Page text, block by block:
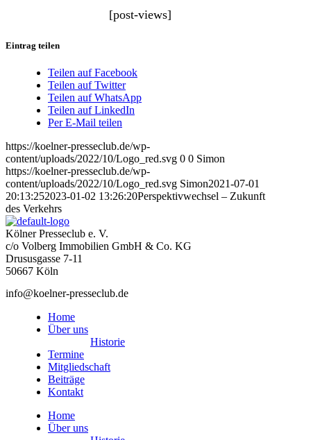
[post-views]
Eintrag teilen
Teilen auf Facebook
Teilen auf Twitter
Teilen auf WhatsApp
Teilen auf LinkedIn
Per E-Mail teilen
https://koelner-presseclub.de/wp-
content/uploads/2022/10/Logo_red.svg 0 0 Simon
https://koelner-presseclub.de/wp-
content/uploads/2022/10/Logo_red.svg Simon2021-07-01
20:13:252023-01-02 13:26:20Perspektivwechsel – Zukunft
des Verkehrs
Kölner Presseclub e. V.
c/o Volberg Immobilien GmbH & Co. KG
Drususgasse 7-11
50667 Köln
info@koelner-presseclub.de
Home
Über uns
Historie
Termine
Mitgliedschaft
Beiträge
Kontakt
Home
Über uns